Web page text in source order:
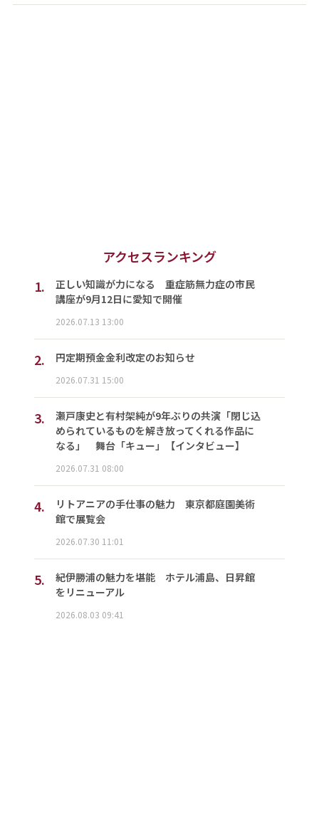
アクセスランキング
1.
正しい知識が力になる 重症筋無力症の市民
講座が9月12日に愛知で開催
2026.07.13 13:00
2. 円定期預金金利改定のお知らせ
2026.07.31 15:00
3.
瀬戸康史と有村架純が9年ぶりの共演「閉じ込
められているものを解き放ってくれる作品に
なる」 舞台「キュー」【インタビュー】
2026.07.31 08:00
4.
リトアニアの手仕事の魅力 東京都庭園美術
館で展覧会
2026.07.30 11:01
5.
紀伊勝浦の魅力を堪能 ホテル浦島、日昇館
をリニューアル
2026.08.03 09:41